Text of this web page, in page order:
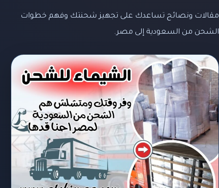
مقالات ونصائح تساعدك على تجهيز شحنتك وفهم خطوات
الشحن من السعودية إلى مصر.